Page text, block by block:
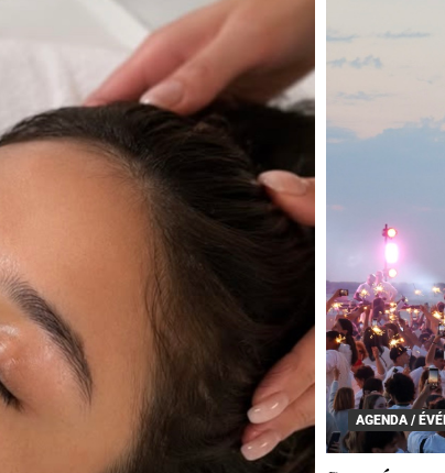
AGENDA /